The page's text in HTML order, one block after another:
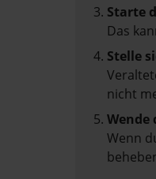
Starte
Das
Stelle
nicht
Wende
Wenn